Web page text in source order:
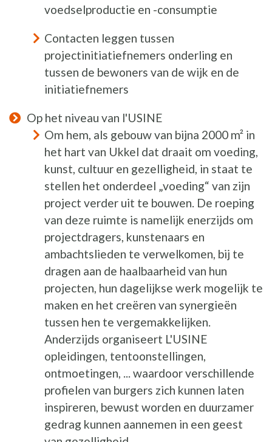
voedselproductie en -consumptie
Contacten leggen tussen
projectinitiatiefnemers onderling en
tussen de bewoners van de wijk en de
initiatiefnemers
Op het niveau van l'USINE
Om hem, als gebouw van bijna 2000 m² in
het hart van Ukkel dat draait om voeding,
kunst, cultuur en gezelligheid, in staat te
stellen het onderdeel „voeding“ van zijn
project verder uit te bouwen. De roeping
van deze ruimte is namelijk enerzijds om
projectdragers, kunstenaars en
ambachtslieden te verwelkomen, bij te
dragen aan de haalbaarheid van hun
projecten, hun dagelijkse werk mogelijk te
maken en het creëren van synergieën
tussen hen te vergemakkelijken.
Anderzijds organiseert L'USINE
opleidingen, tentoonstellingen,
ontmoetingen, ... waardoor verschillende
profielen van burgers zich kunnen laten
inspireren, bewust worden en duurzamer
gedrag kunnen aannemen in een geest